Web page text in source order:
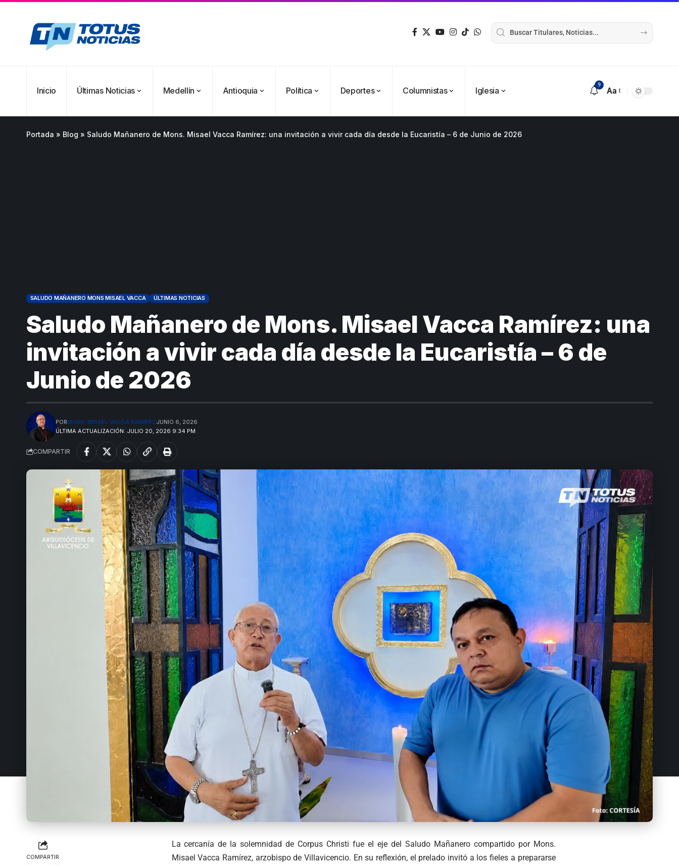
Inicio Últimas Noticias Medellín Antioquia Política Deportes Columnistas Iglesia
9
Aa
Portada » Blog » Saludo Mañanero de Mons. Misael Vacca Ramírez: una invitación a vivir cada día desde la Eucaristía – 6 de Junio de 2026
SALUDO MAÑANERO MONS MISAEL VACCA ÚLTIMAS NOTICIAS
Saludo Mañanero de Mons. Misael Vacca Ramírez: una
invitación a vivir cada día desde la Eucaristía – 6 de
Junio de 2026
ÚLTIMA ACTUALIZACIÓN: JULIO 20, 2026 9:34 PM
PORMONS. MISAEL VACCA RAMÍREZJUNIO 6, 2026
COMPARTIR
COMPARTIR
La cercanía de la solemnidad de Corpus Christi fue el eje del Saludo Mañanero compartido por Mons.
Misael Vacca Ramírez, arzobispo de Villavicencio. En su reflexión, el prelado invitó a los fieles a prepararse